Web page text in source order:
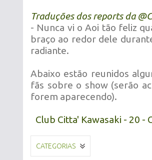
Traduções dos reports da @
- Nunca vi o Aoi tão feliz
braço ao redor dele
radiante.
Abaixo estão reunidos
fãs sobre o show (serão
forem aparecendo).
Club Citta' Kawasaki - 20
CATEGORIAS